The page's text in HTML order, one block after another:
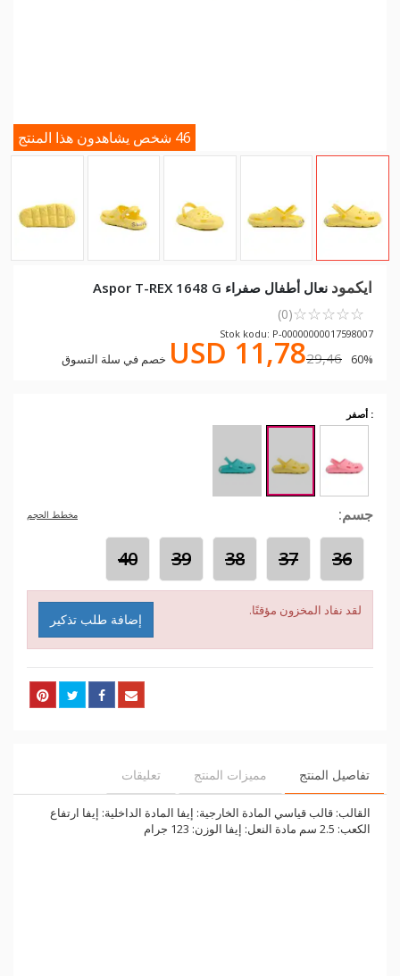
46 شخص يشاهدون هذا المنتج
ايكمود نعال أطفال صفراء Aspor T-REX 1648 G
☆
☆
☆
☆
☆ ★
★
★
★
★
(0)
Stok kodu: P-00000000017598007
USD 11,7829,46 60% خصم في سلة التسوق
: أصفر
جسم: مخطط الحجم
36
37
38
39
40
لقد نفاد المخزون مؤقتًا.
إضافة طلب تذكير
تفاصيل المنتج مميزات المنتج تعليقات
القالب: قالب قياسي المادة الخارجية: إيفا المادة الداخلية: إيفا ارتفاع
الكعب: 2.5 سم مادة النعل: إيفا الوزن: 123 جرام